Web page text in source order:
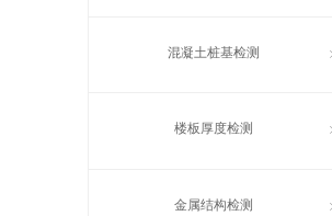
混凝土桩基检测
楼板厚度检测
金属结构检测